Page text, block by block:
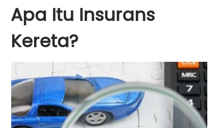
Apa Itu Insurans
Kereta?